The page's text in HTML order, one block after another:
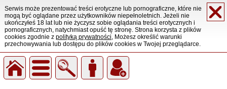
Serwis może prezentować treści erotyczne lub pornograficzne, które nie
mogą być oglądane przez użytkowników niepełnoletnich. Jeżeli nie
ukończyłeś 18 lat lub nie życzysz sobie oglądania treści erotycznych i
pornograficznych, natychmiast opuść tę stronę. Strona korzysta z plików
cookies zgodnie z polityką prywatności, Możesz określić warunki
przechowywania lub dostępu do plików cookies w Twojej przeglądarce.